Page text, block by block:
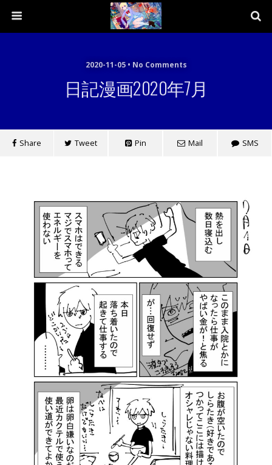
2020-11-05 • No Comments
日記漫画2020年7月
Share Tweet Pin Mail SMS